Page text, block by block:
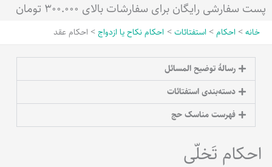
پست سفارشی رایگان برای سفارشات بالای ۳۰۰.۰۰۰ تومان
خانه احکام استفتائات احکام نکاح یا ازدواج احکام عقد
رسالۀ توضیح المسائل
دسته‌بندی استفتائات
فهرست مناسک حج
احکام تَخلّی